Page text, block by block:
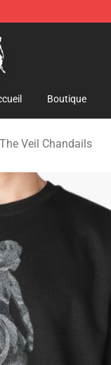
Merchandise Shop
Boutique
Veil Chandails